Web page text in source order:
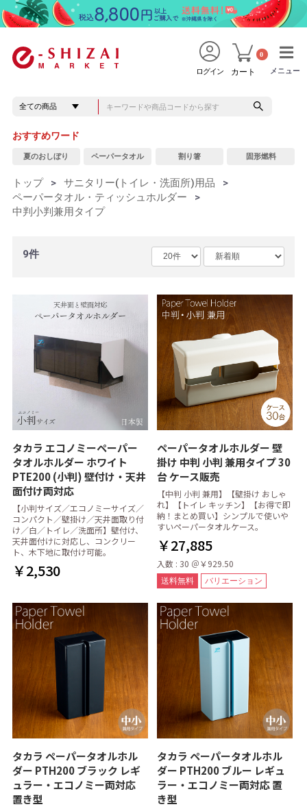
メニュー
メニュー
ログイン カート
0
おすすめワード
夏のおしぼり ペーパータオル 割り箸 固形燃料
トップ > サニタリー(トイレ・洗面所)用品
>
ペーパータオル・ティッシュホルダー
>
中判小判兼用タイプ
9件
タカラ エコノミーペーパー
タオルホルダー ホワイト
PTE200 (小判) 壁付け・天井
面付け両対応
【小判サイズ／エコノミーサイズ／
コンパクト／壁掛け／天井面取り付
け／白／トイレ／洗面所】壁付け、
天井面付けに対応し、コンクリー
ト、木下地に取付け可能。
￥2,530
ペーパータオルホルダー 壁
掛け 中判 小判 兼用タイプ 30
台 ケース販売
【中判 小判 兼用】【壁掛け おしゃ
れ】【トイレ キッチン】【お得で即
納！まとめ買い】シンプルで使いや
すいペーパータオルケース。
￥27,885
入数 : 30 ＠￥929.50
送料無料 バリエーション
タカラ ペーパータオルホル
ダー PTH200 ブラック レギ
ュラー・エコノミー両対応
置き型
タカラ ペーパータオルホル
ダー PTH200 ブルー レギュ
ラー・エコノミー両対応 置
き型